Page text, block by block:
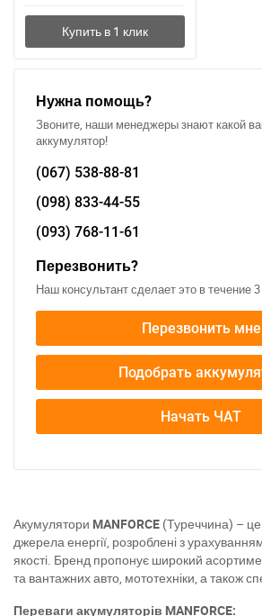
Нужна помощь?
Звоните, наши менеджеры знают какой
аккумулятор!
(067) 538-88-81
(098) 833-44-55
(093) 768-11-61
Перезвонить?
Наш консультант сделает это в течение
Перезвонить мне
Подобрать
Начать ЧАТ
Акумулятори MANFORCE (Туреччина) – це
джерела енергії, розроблені з
якості. Бренд пропонує широкий
та вантажних авто, мототехніки, а також
Переваги акумуляторів MANFORCE: